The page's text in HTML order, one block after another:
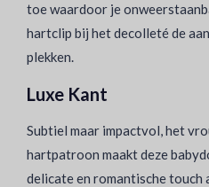
toe waardoor je
hartclip bij het decolleté de
plekken.
Luxe Kant
Subtiel maar impactvol, het
hartpatroon maakt deze
delicate en romantische touch